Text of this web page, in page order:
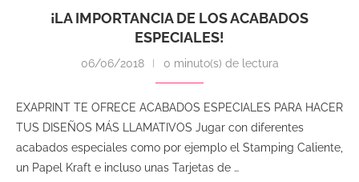
¡LA IMPORTANCIA DE LOS ACABADOS
ESPECIALES!
06/06/2018 0 minuto(s) de lectura
EXAPRINT TE OFRECE ACABADOS ESPECIALES PARA HACER
TUS DISEÑOS MÁS LLAMATIVOS Jugar con diferentes
acabados especiales como por ejemplo el Stamping Caliente,
un Papel Kraft e incluso unas Tarjetas de …